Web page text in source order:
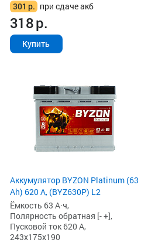
301 р. при сдаче акб
318р.
Купить
Аккумулятор BYZON Platinum (63
Ah) 620 А, (BYZ630P) L2
Ёмкость 63 А·ч,
Полярность обратная [- +],
Пусковой ток 620 А,
243x175x190